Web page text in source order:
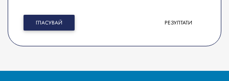
ГЛАСУВАЙ РЕЗУЛТАТИ